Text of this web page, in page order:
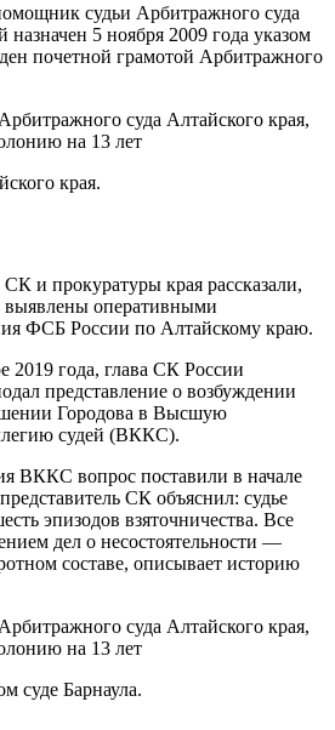
судьи Арбитражного суда
назначен 5 ноября 2009 года указом
почетной грамотой Арбитражного
края.
и прокуратуры края рассказали,
выявлены оперативными
ФСБ России по Алтайскому краю.
2019 года, глава СК России
представление о возбуждении
Городова в Высшую
судей (ВККС).
ВККС вопрос поставили в начале
СК объяснил: судье
эпизодов взяточничества. Все
дел о несостоятельности —
составе, описывает историю
суде Барнаула.